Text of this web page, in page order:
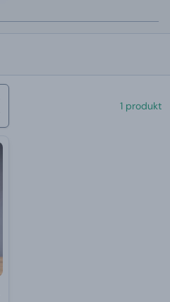
1 produkt